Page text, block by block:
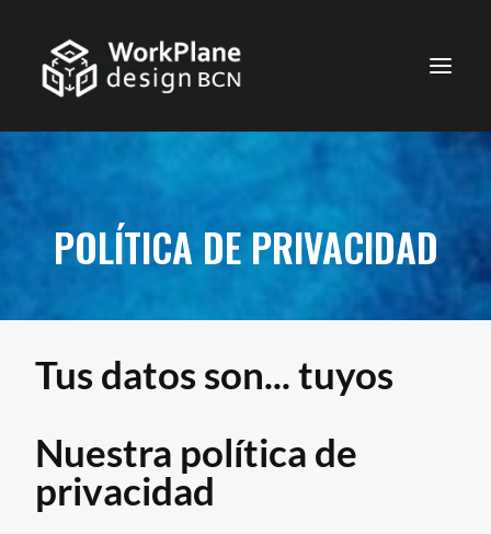
ESPAÑOL
INICIO
QUIÉNES SOMOS
TRABAJOS
POLÍTICA DE PRIVACIDAD
Tus datos son... tuyos
Nuestra política de
privacidad